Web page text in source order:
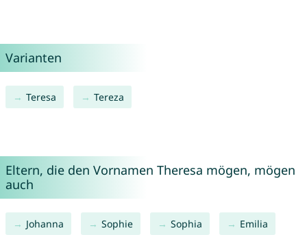
Varianten
Teresa Tereza
Eltern, die den Vornamen Theresa mögen, mögen
auch
Johanna Sophie Sophia Emilia